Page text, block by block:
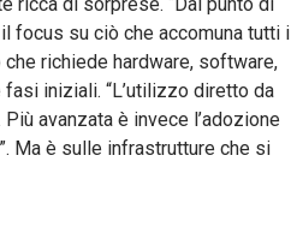
focus su ciò che accomuna tutti i
richiede hardware, software,
iniziali. “L’utilizzo diretto da
avanzata è invece l’adozione
Ma è sulle infrastrutture che si